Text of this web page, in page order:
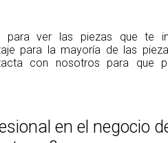
ver las piezas que te
para la mayoría de las
con nosotros para que
en el negocio